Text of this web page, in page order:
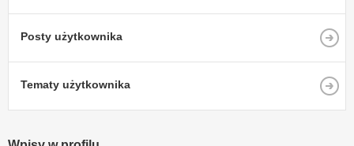
Posty użytkownika
Tematy użytkownika